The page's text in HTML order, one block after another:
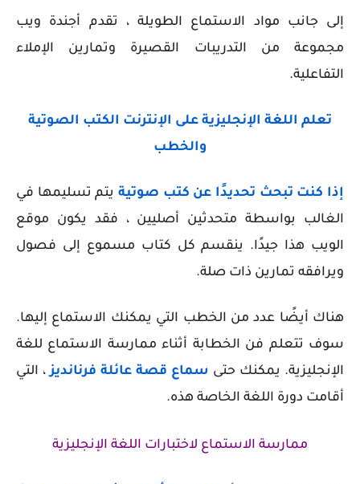
إلى جانب مواد الاستماع الطويلة ، تقدم أجندة ويب
مجموعة من التدريبات القصيرة وتمارين الإملاء
التفاعلية.
تعلم اللغة الإنجليزية على الإنترنت الكتب الصوتية
والخطب
إذا كنت تبحث تحديدًا عن كتب صوتية يتم تسليمها في
الغالب بواسطة متحدثين أصليين ، فقد يكون موقع
الويب هذا جيدًا. ينقسم كل كتاب مسموع إلى فصول
ويرافقه تمارين ذات صلة.
هناك أيضًا عدد من الخطب التي يمكنك الاستماع إليها.
سوف تتعلم فن الخطابة أثناء ممارسة الاستماع للغة
الإنجليزية. يمكنك حتى سماع قصة عائلة فرنانديز، التي
أقامت دورة اللغة الخاصة هذه.
ممارسة الاستماع لاختبارات اللغة الإنجليزية